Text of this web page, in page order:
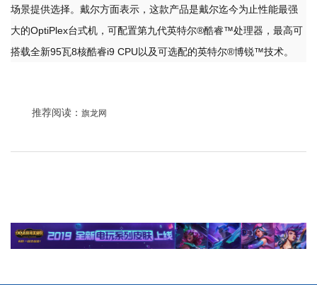
场景提供选择。戴尔方面表示，这款产品是戴尔迄今为止性能最强
大的OptiPlex台式机，可配置第九代英特尔®酷睿™处理器，最高可
搭载全新95瓦8核酷睿i9 CPU以及可选配的英特尔®博锐™技术。
推荐阅读： 旗龙网